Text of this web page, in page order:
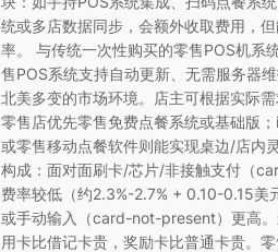
统或多店数据同步，会额外收取费用，
率。 与传统一次性购买的零售POS机系
售POS系统支持自动更新、无需服务器
北美多变的市场环境。店主可根据实际
零售店优先零售免费点餐系统或基础版
或零售移动点餐软件则能实现桌边/店内
构成：面对面刷卡/芯片/非接触支付（
费率较低（约2.3%-2.7% + 0.10-0.15美
或手动输入（card-not-present）更高
用卡比借记卡贵，奖励卡比普通卡贵。